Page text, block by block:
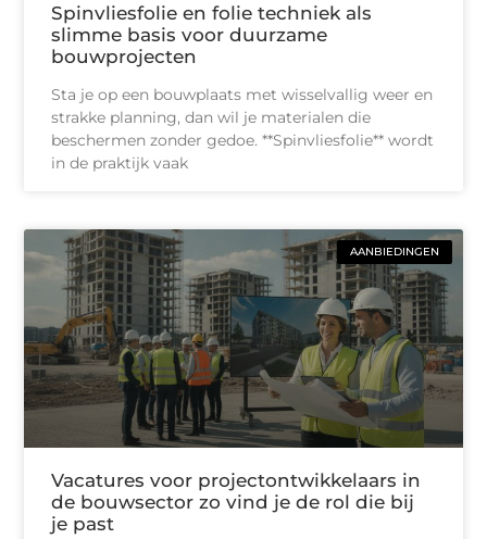
Spinvliesfolie en folie techniek als
slimme basis voor duurzame
bouwprojecten
Sta je op een bouwplaats met wisselvallig weer en
strakke planning, dan wil je materialen die
beschermen zonder gedoe. **Spinvliesfolie** wordt
in de praktijk vaak
AANBIEDINGEN
Vacatures voor projectontwikkelaars in
de bouwsector zo vind je de rol die bij
je past